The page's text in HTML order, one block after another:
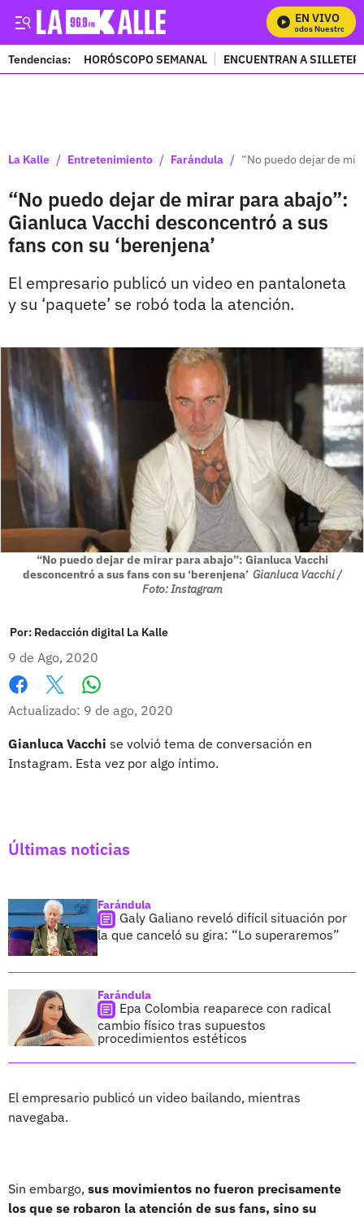
EN VIVO
Mira Todos Nuestros
Tendencias: HORÓSCOPO SEMANAL ENCUENTRAN A
La Kalle / Entretenimiento / Farándula / “No puedo dejar de
“No puedo dejar de mirar para abajo”:
Gianluca Vacchi desconcentró a sus
fans con su ‘berenjena’
El empresario publicó un video en pantaloneta
y su ‘paquete’ se robó toda la atención.
“No puedo dejar de mirar para abajo”: Gianluca Vacchi
desconcentró a sus fans con su ‘berenjena’ Gianluca Vacchi /
Foto: Instagram
Por: Redacción digital La Kalle
9 de Ago, 2020
Facebook
X
Actualizado: 9 de ago, 2020
Gianluca Vacchi se volvió tema de conversación en
Instagram. Esta vez por algo íntimo.
Últimas noticias
Farándula
Galy Galiano reveló difícil situación por
la que canceló su gira: “Lo superaremos”
Farándula
Epa Colombia reaparece con radical
cambio físico tras supuestos
procedimientos estéticos
El empresario publicó un video bailando, mientras
navegaba.
Sin embargo, sus movimientos no fueron precisamente
los que se robaron la atención de sus fans, sino su